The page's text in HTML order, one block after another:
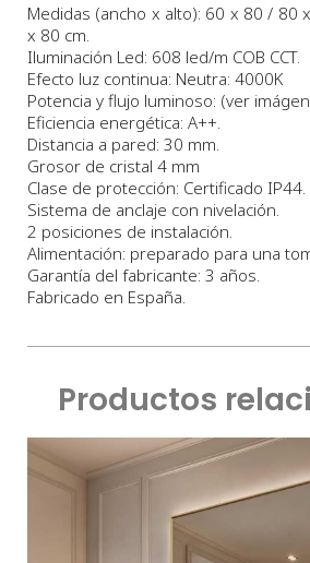
Medidas (ancho x alto): 60 x 80 / 80
x 80 cm.
Iluminación Led: 608 led/m COB CCT.
Efecto luz continua: Neutra: 4000K
Potencia y flujo luminoso: (ver
Eficiencia energética: A++.
Distancia a pared: 30 mm.
Grosor de cristal 4 mm
Clase de protección: Certificado IP44.
Sistema de anclaje con nivelación.
2 posiciones de instalación.
Alimentación: preparado para una
Garantía del fabricante: 3 años.
Fabricado en España.
Productos